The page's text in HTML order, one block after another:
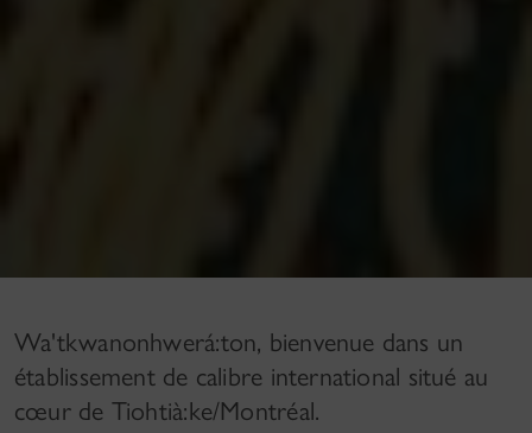
Wa'tkwanonhwerá:ton, bienvenue dans un
établissement de calibre international situé au
cœur de Tiohtià:ke/Montréal.